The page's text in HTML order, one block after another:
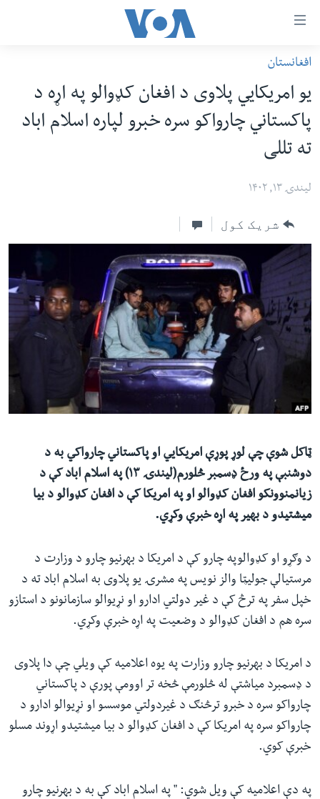
رسي
وړ
اتصالات
اصلي
عمومي
شئ
لټون
لاړ
افغانستان
سیمه
امریکا
ځوانان
د بیان ازادي
روغتیا
سرمقاله
له مونږ سره په تماس کې پاتې شئ
ژبې
افغانستان
یو امریکايي پلاوی د افغان کډوالو په اړه د
پاکستاني چارواکو سره خبرو لپاره اسلام اباد
ته تللی
لیندۍ ۱۳, ۱۴۰۲
شریک کول
ټاکل شوې چې لوړ پوړې امریکايي او پاکستاني چارواکي به د
دوشنبې په ورځ ډسمبر څلورم(لیندۍ ۱۳) په اسلام اباد کې د
زیانمنوونکو افغان کډوالو او په امریکا کې د افغان کډوالو د بیا
میشتیدو د بهیر په اړه خبرې وکړي.
د وګړو او کډوالوپه چارو کې د امریکا د بهرنیو چارو د وزارت د
مرستیالې جولیټا والز نویس په مشرۍ یو پلاوی به اسلام اباد ته د
خپل سفر په ترڅ کې د غیر دولتي ادارو او نړیوالو سازمانونو د استازو
سره هم د افغان کډوالو د وضعیت په اړه خبرې وکړي.
د امریکا د بهرنیو چارو وزارت په یوه اعلامیه کې ویلي چې دا پلاوی
د ډسمبرد میاشتې له څلورمې څخه تر اوومې پورې د پاکستاني
چارواکو سره د خبرو ترڅنګ د غیردولتي موسسو او نړیوالو ادارو د
چارواکو سره په امریکا کې د افغان کډوالو د بیا میشتیدو اړوند مسلو
خبرې کوي.
په دې اعلامیه کې ویل شوي: " په اسلام اباد کې به د بهرنیو چارو